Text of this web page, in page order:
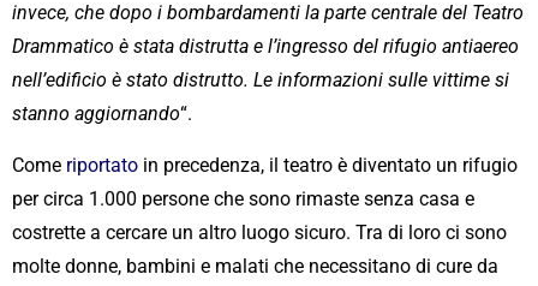
invece, che dopo i bombardamenti la parte centrale del Teatro
Drammatico è stata distrutta e l’ingresso del rifugio antiaereo
nell’edificio è stato distrutto. Le informazioni sulle vittime si
stanno aggiornando“.
Come riportato in precedenza, il teatro è diventato un rifugio
per circa 1.000 persone che sono rimaste senza casa e
costrette a cercare un altro luogo sicuro. Tra di loro ci sono
molte donne, bambini e malati che necessitano di cure da